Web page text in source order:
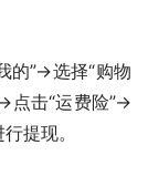
的”->选择“购物
点击“运费险”->
提现。